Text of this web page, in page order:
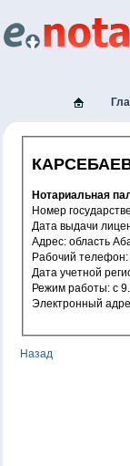
Нотариальная
Назад